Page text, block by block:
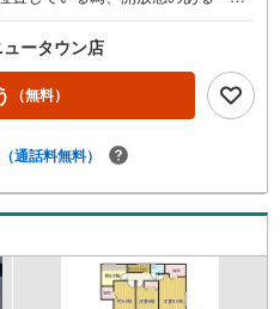
落ち着きのある生活が可能。◎各
おり、収納力も兼ね備えていま
分有り（サイズは現地にてご確認く
トとの時間や、ガーデニングも楽
ータウン店
（無料）
（通話料無料）